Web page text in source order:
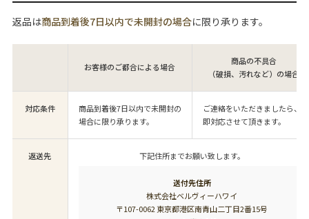
返品は商品到着後7日以内で未開封の場合に限り承ります。
お客様のご都合による場合
商品の不具合
（破損、汚れなど）の場合
対応条件
商品到着後7日以内で未開封の
場合に限り承ります。
ご連絡をいただきましたら、
即対応させて頂きます。
返送先 下記住所までお願い致します。
送付先住所
株式会社ベルヴィーハワイ
〒107-0062 東京都港区南青山二丁目2番15号